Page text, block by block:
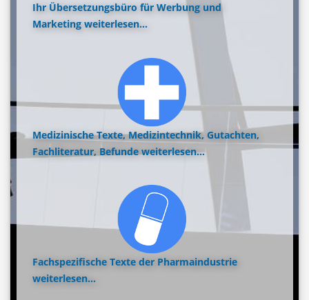
Ihr Übersetzungsbüro für Werbung und
Marketing weiterlesen...
Medizinische Texte, Medizintechnik, Gutachten,
Fachliteratur, Befunde weiterlesen...
Fachspezifische Texte der Pharmaindustrie
weiterlesen...